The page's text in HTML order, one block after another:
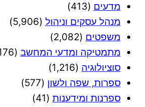
מדעים (413)
מנהל עסקים וניהול (5,906)
משפטים (2,082)
מתמטיקה ומדעי המחשב (176)
סוציולוגיה (1,216)
ספרות, שפה ולשון (577)
ספרנות ומידענות (41)